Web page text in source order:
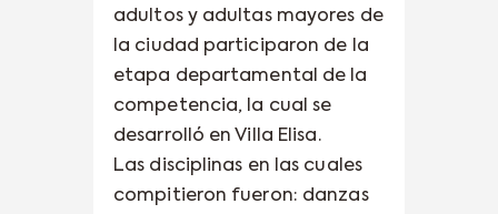
adultos y adultas mayores de
la ciudad participaron de la
etapa departamental de la
competencia, la cual se
desarrolló en Villa Elisa.
Las disciplinas en las cuales
compitieron fueron: danzas